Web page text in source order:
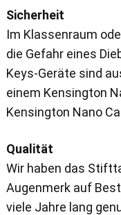
Sicherheit
Im Klassenraum
die Gefahr eines
Keys-Geräte sind
einem Kensington
Kensington Nano
Qualität
Wir haben das
Augenmerk auf
viele Jahre lang